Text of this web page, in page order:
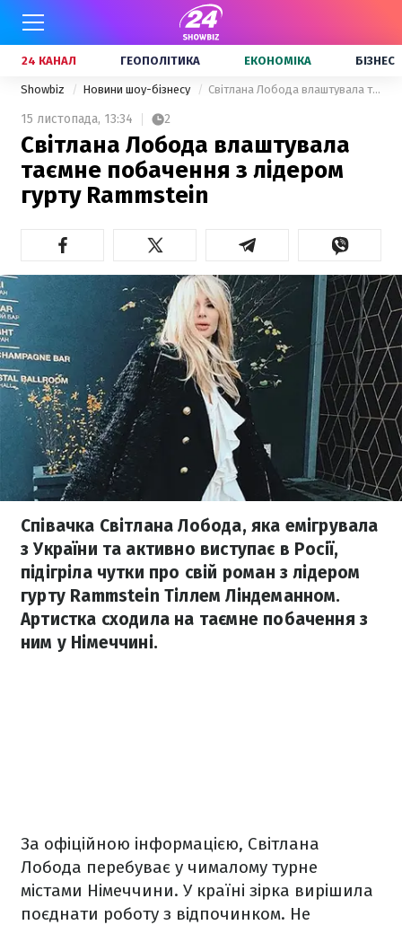
24 КАНАЛ ГЕОПОЛІТИКА ЕКОНОМІКА БІЗНЕС
Showbiz Новини шоу-бізнесу Світлана Лобода влаштувала таємне побачення з лідером гурту Rammstein
15 листопада, 13:34 2
Світлана Лобода влаштувала
таємне побачення з лідером
гурту Rammstein
Співачка Світлана Лобода, яка емігрувала
з України та активно виступає в Росії,
підігріла чутки про свій роман з лідером
гурту Rammstein Тіллем Ліндеманном.
Артистка сходила на таємне побачення з
ним у Німеччині.
За офіційною інформацією, Світлана
Лобода перебуває у чималому турне
містами Німеччини. У країні зірка вирішила
поєднати роботу з відпочинком. Не